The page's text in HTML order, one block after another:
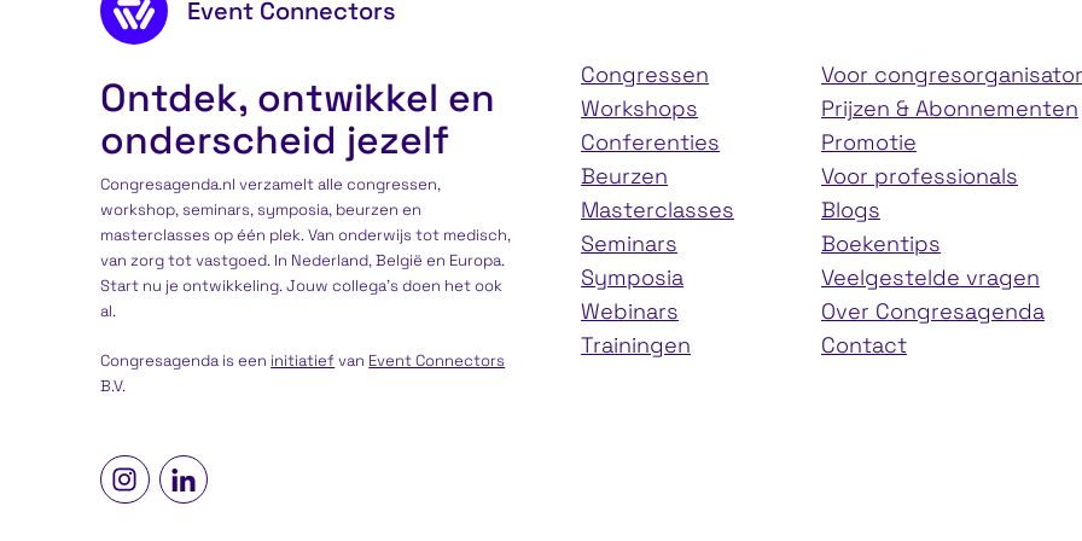
Event Connectors
Ontdek, ontwikkel en
onderscheid jezelf
Congresagenda.nl verzamelt alle congressen,
workshop, seminars, symposia, beurzen en
masterclasses op één plek. Van onderwijs tot medisch,
van zorg tot vastgoed. In Nederland, België en Europa.
Start nu je ontwikkeling. Jouw collega’s doen het ook
al.
Congresagenda is een initiatiefvan Event Connectors
B.V.
Congressen
Workshops
Conferenties
Beurzen
Masterclasses
Seminars
Symposia
Webinars
Trainingen
Voor
Prijzen & Abonnementen
Promotie
Voor professionals
Blogs
Boekentips
Veelgestelde vragen
Over Congresagenda
Contact